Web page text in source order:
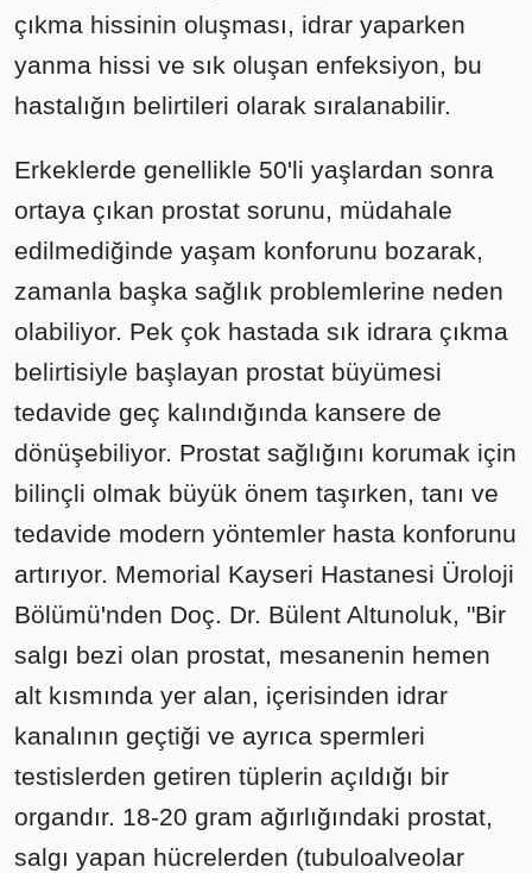
çıkma hissinin oluşması, idrar yaparken
yanma hissi ve sık oluşan enfeksiyon, bu
hastalığın belirtileri olarak sıralanabilir.
Erkeklerde genellikle 50'li yaşlardan sonra
ortaya çıkan prostat sorunu, müdahale
edilmediğinde yaşam konforunu bozarak,
zamanla başka sağlık problemlerine neden
olabiliyor. Pek çok hastada sık idrara çıkma
belirtisiyle başlayan prostat büyümesi
tedavide geç kalındığında kansere de
dönüşebiliyor. Prostat sağlığını korumak için
bilinçli olmak büyük önem taşırken, tanı ve
tedavide modern yöntemler hasta konforunu
artırıyor. Memorial Kayseri Hastanesi Üroloji
Bölümü'nden Doç. Dr. Bülent Altunoluk, "Bir
salgı bezi olan prostat, mesanenin hemen
alt kısmında yer alan, içerisinden idrar
kanalının geçtiği ve ayrıca spermleri
testislerden getiren tüplerin açıldığı bir
organdır. 18-20 gram ağırlığındaki prostat,
salgı yapan hücrelerden (tubuloalveolar